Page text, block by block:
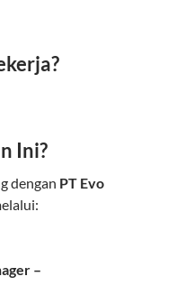
Ini?
dengan PT Evo
–